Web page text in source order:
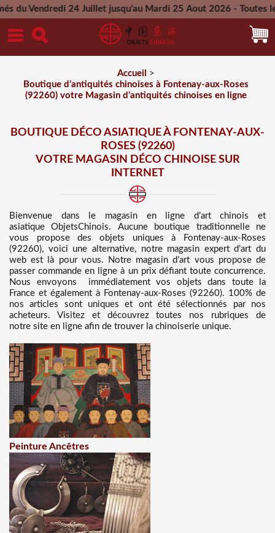
24 Juillet jusqu'au Mardi 25 Aout 2026 - Toutes les
Mercredi 26 Aout 2026
Accueil
>
Boutique d’antiquités chinoises à Fontenay-aux-Roses
(92260) votre Magasin d’antiquités chinoises en ligne
BOUTIQUE DÉCO ASIATIQUE À FONTENAY-AUX-
ROSES (92260)
VOTRE MAGASIN DÉCO CHINOISE SUR
INTERNET
Bienvenue dans
le magasin en ligne d’art chinois et
asiatiqueObjetsChinois. Aucune boutique traditionnelle ne
vous propose des objets uniques à Fontenay-aux-Roses
(92260), voici une alternative, notre magasin expert d’art du
web est là pour vous. Notre magasin d’art vous propose de
passer commande en ligne à un prix défiant toute concurrence.
Nous envoyons immédiatement vos objets dans toute la
France et également à Fontenay-aux-Roses (92260). 100% de
nos articles sont uniques et ont été sélectionnés par nos
acheteurs. Visitez et découvrez toutes nos rubriques de
notre site en ligne afin de trouver la chinoiserie unique.
Peinture Ancêtres